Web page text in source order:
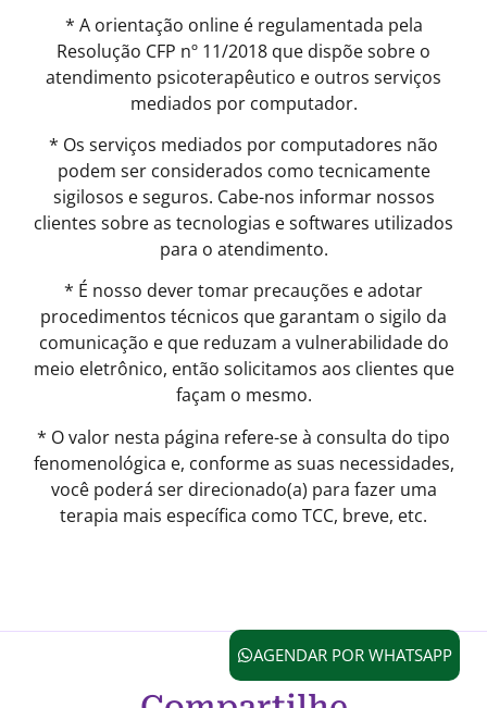
* A orientação online é regulamentada pela
Resolução CFP nº 11/2018 que dispõe sobre o
atendimento psicoterapêutico e outros serviços
mediados por computador.
* Os serviços mediados por computadores não
podem ser considerados como tecnicamente
sigilosos e seguros. Cabe-nos informar nossos
clientes sobre as tecnologias e softwares utilizados
para o atendimento.
* É nosso dever tomar precauções e adotar
procedimentos técnicos que garantam o sigilo da
comunicação e que reduzam a vulnerabilidade do
meio eletrônico, então solicitamos aos clientes que
façam o mesmo.
* O valor nesta página refere-se à consulta do tipo
fenomenológica e, conforme as suas necessidades,
você poderá ser direcionado(a) para fazer uma
terapia mais específica como TCC, breve, etc.
AGENDAR POR WHATSAPP